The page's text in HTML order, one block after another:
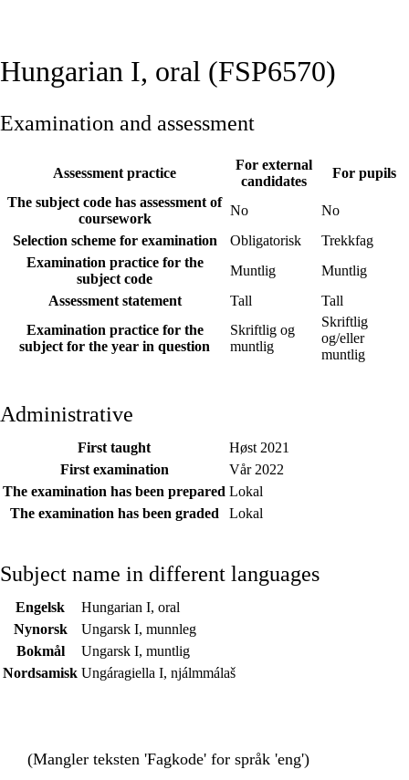
Hungarian I, oral (FSP6570)
Examination and assessment
Assessment practice
For external
candidates
For pupils
The subject code has assessment of
coursework
No
No
Selection scheme for examination
Obligatorisk
Trekkfag
Examination practice for the
subject code
Muntlig
Muntlig
Assessment statement
Tall
Tall
Examination practice for the
subject for the year in question
Skriftlig og
muntlig
Skriftlig
og/eller
muntlig
Administrative
First taught
Høst 2021
First examination
Vår 2022
The examination has been prepared Lokal
The examination has been graded
Lokal
Subject name in different languages
Engelsk
Hungarian I, oral
Nynorsk
Ungarsk I, munnleg
Bokmål
Ungarsk I, muntlig
Nordsamisk Ungáragiella I, njálmmálaš
(Mangler teksten 'Fagkode' for språk 'eng')